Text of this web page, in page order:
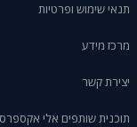
תנאי שימוש ופרטיות
מרכז מידע
יצירת קשר
תוכנית שותפים אלי אקספרס